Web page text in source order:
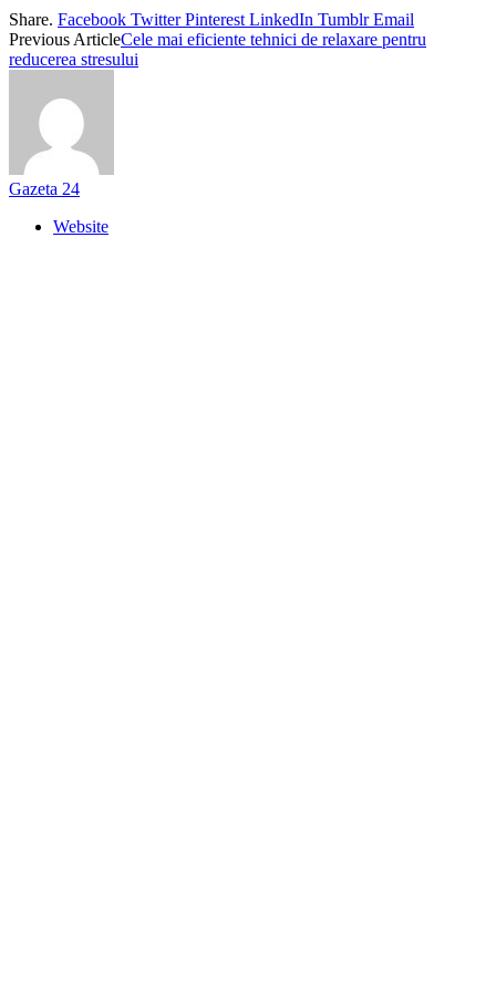
Share. Facebook Twitter Pinterest LinkedIn Tumblr Email
Previous ArticleCele mai eficiente tehnici de relaxare pentru
reducerea stresului
Gazeta 24
Website